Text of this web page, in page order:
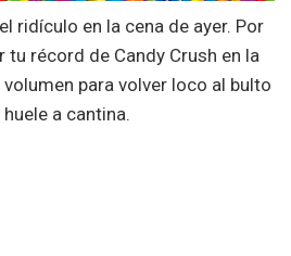
ridículo en la cena de ayer. Por
récord de Candy Crush en la
para volver loco al bulto
a cantina.